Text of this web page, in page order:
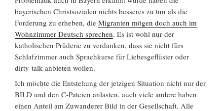
bayerischen Christsozialen nichts besseres zu tun als die
Forderung zu erheben, die Migranten mögen doch auch im
Wohnzimmer Deutsch sprechen. Es ist wohl nur der
katholischen Prüderie zu verdanken, dass sie nicht fürs
Schlafzimmer auch Sprachkurse für Liebesgeflüster oder
dirty-talk anbieten wollen.
Ich möchte die Entstehung der jetzigen Situation nicht nur der
BILD und den C-Pateien anlasten, auch viele andere haben
einen Anteil am Zuwanderer Bild in der Gesellschaft. Alle